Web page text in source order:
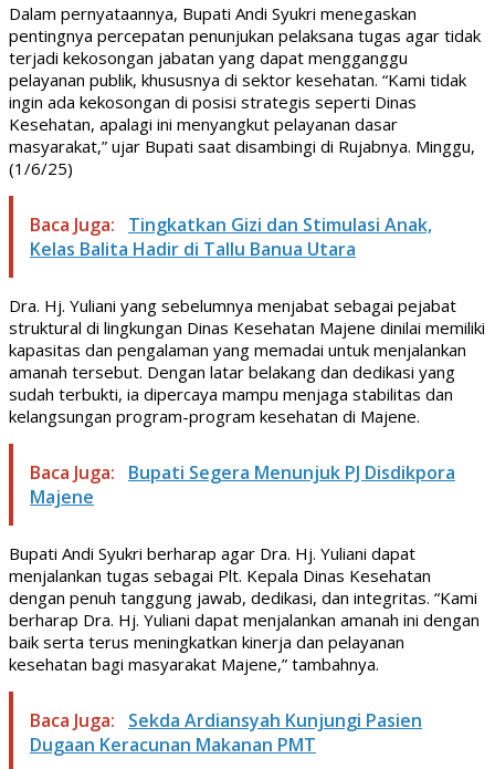
Dalam pernyataannya, Bupati Andi Syukri menegaskan
pentingnya percepatan penunjukan pelaksana tugas agar tidak
terjadi kekosongan jabatan yang dapat mengganggu
pelayanan publik, khususnya di sektor kesehatan. “Kami tidak
ingin ada kekosongan di posisi strategis seperti Dinas
Kesehatan, apalagi ini menyangkut pelayanan dasar
masyarakat,” ujar Bupati saat disambingi di Rujabnya. Minggu,
(1/6/25)
Baca Juga:
Tingkatkan Gizi dan Stimulasi Anak,
Kelas Balita Hadir di Tallu Banua Utara
Dra. Hj. Yuliani yang sebelumnya menjabat sebagai pejabat
struktural di lingkungan Dinas Kesehatan Majene dinilai memiliki
kapasitas dan pengalaman yang memadai untuk menjalankan
amanah tersebut. Dengan latar belakang dan dedikasi yang
sudah terbukti, ia dipercaya mampu menjaga stabilitas dan
kelangsungan program-program kesehatan di Majene.
Baca Juga:
Bupati Segera Menunjuk PJ Disdikpora
Majene
Bupati Andi Syukri berharap agar Dra. Hj. Yuliani dapat
menjalankan tugas sebagai Plt. Kepala Dinas Kesehatan
dengan penuh tanggung jawab, dedikasi, dan integritas. “Kami
berharap Dra. Hj. Yuliani dapat menjalankan amanah ini dengan
baik serta terus meningkatkan kinerja dan pelayanan
kesehatan bagi masyarakat Majene,” tambahnya.
Baca Juga:
Sekda Ardiansyah Kunjungi Pasien
Dugaan Keracunan Makanan PMT